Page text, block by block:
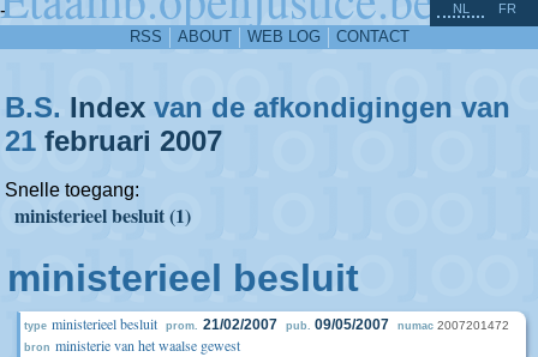
-
RSS ABOUT WEB LOG CONTACT
NL FR
B.S. Index van de afkondigingen van
21 februari 2007
Snelle toegang:
ministerieel besluit (1)
ministerieel besluit
type ministerieel besluit prom. 21/02/2007 pub. 09/05/2007 numac 2007201472
bron ministerie van het waalse gewest
^